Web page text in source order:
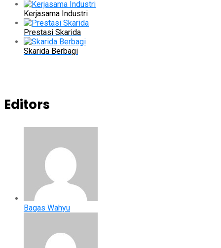
Kerjasama Industri
Prestasi Skarida
Skarida Berbagi
Editors
Bagas Wahyu